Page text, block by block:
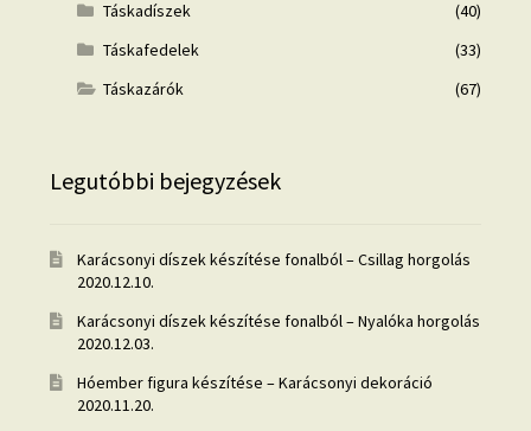
Táskadíszek
(40)
Táskafedelek
(33)
Táskazárók
(67)
Legutóbbi bejegyzések
Karácsonyi díszek készítése fonalból – Csillag horgolás
2020.12.10.
Karácsonyi díszek készítése fonalból – Nyalóka horgolás
2020.12.03.
Hóember figura készítése – Karácsonyi dekoráció
2020.11.20.